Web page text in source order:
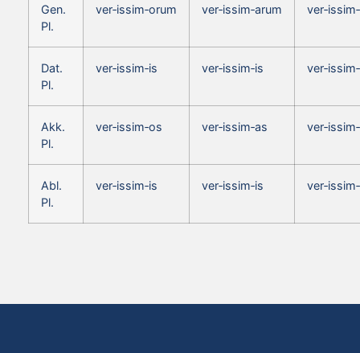
Gen.
Pl.
ver‑issim‑orum ver‑issim‑arum
Dat.
Pl.
ver‑issim‑is ver‑issim‑is
Akk.
Pl.
ver‑issim‑os ver‑issim‑as
Abl.
Pl.
ver‑issim‑is ver‑issim‑is